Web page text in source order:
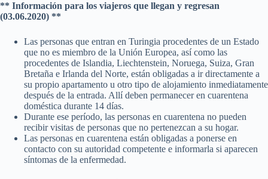
** Información para los viajeros que llegan y regresan
(03.06.2020) **
Las personas que entran en Turingia procedentes de un Estado
que no es miembro de la Unión Europea, así como las
procedentes de Islandia, Liechtenstein, Noruega, Suiza, Gran
Bretaña e Irlanda del Norte, están obligadas a ir directamente a
su propio apartamento u otro tipo de alojamiento inmediatamente
después de la entrada. Allí deben permanecer en cuarentena
doméstica durante 14 días.
Durante ese período, las personas en cuarentena no pueden
recibir visitas de personas que no pertenezcan a su hogar.
Las personas en cuarentena están obligadas a ponerse en
contacto con su autoridad competente e informarla si aparecen
síntomas de la enfermedad.